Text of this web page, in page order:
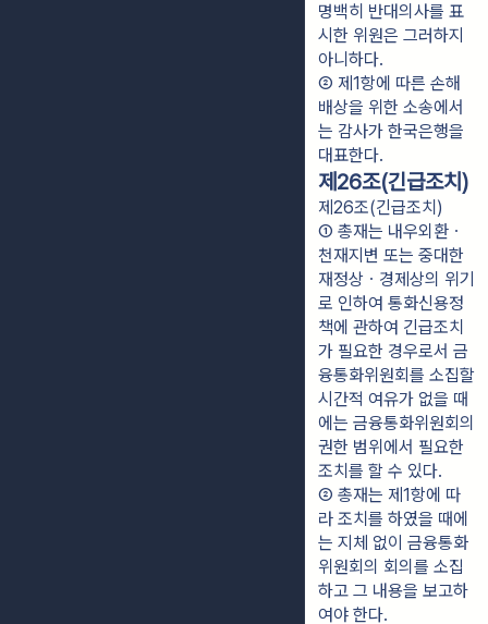
명백히 반대의사를 표
시한 위원은 그러하지
아니하다.
② 제1항에 따른 손해
배상을 위한 소송에서
는 감사가 한국은행을
대표한다.
제26조(긴급조치)
제26조(긴급조치)
① 총재는 내우외환ㆍ
천재지변 또는 중대한
재정상ㆍ경제상의 위기
로 인하여 통화신용정
책에 관하여 긴급조치
가 필요한 경우로서 금
융통화위원회를 소집할
시간적 여유가 없을 때
에는 금융통화위원회의
권한 범위에서 필요한
조치를 할 수 있다.
② 총재는 제1항에 따
라 조치를 하였을 때에
는 지체 없이 금융통화
위원회의 회의를 소집
하고 그 내용을 보고하
여야 한다.